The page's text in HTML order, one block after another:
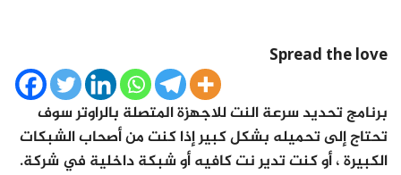
Spread the love
برنامج تحديد سرعة النت للاجهزة المتصلة بالراوتر سوف
تحتاج إلى تحميله بشكل كبير إذا كنت من أصحاب الشبكات
الكبيرة ، أو كنت تدير نت كافيه أو شبكة داخلية في شركة.